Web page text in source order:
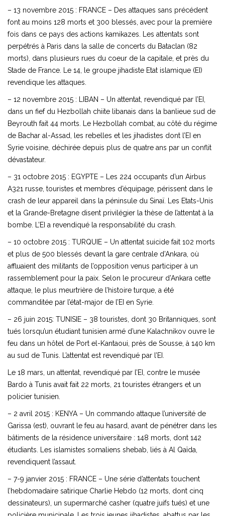
– 13 novembre 2015 : FRANCE – Des attaques sans précédent
font au moins 128 morts et 300 blessés, avec pour la première
fois dans ce pays des actions kamikazes. Les attentats sont
perpétrés à Paris dans la salle de concerts du Bataclan (82
morts), dans plusieurs rues du coeur de la capitale, et près du
Stade de France. Le 14, le groupe jihadiste Etat islamique (EI)
revendique les attaques.
– 12 novembre 2015 : LIBAN – Un attentat, revendiqué par l’EI,
dans un fief du Hezbollah chiite libanais dans la banlieue sud de
Beyrouth fait 44 morts. Le Hezbollah combat, au côté du régime
de Bachar al-Assad, les rebelles et les jihadistes dont l’EI en
Syrie voisine, déchirée depuis plus de quatre ans par un conflit
dévastateur.
– 31 octobre 2015 : EGYPTE – Les 224 occupants d’un Airbus
A321 russe, touristes et membres d’équipage, périssent dans le
crash de leur appareil dans la péninsule du Sinaï. Les Etats-Unis
et la Grande-Bretagne disent privilégier la thèse de l’attentat à la
bombe. L’EI a revendiqué la responsabilité du crash.
– 10 octobre 2015 : TURQUIE – Un attentat suicide fait 102 morts
et plus de 500 blessés devant la gare centrale d’Ankara, où
affluaient des militants de l’opposition venus participer à un
rassemblement pour la paix. Selon le procureur d’Ankara cette
attaque, le plus meurtrière de l’histoire turque, a été
commanditée par l’état-major de l’EI en Syrie.
– 26 juin 2015: TUNISIE – 38 touristes, dont 30 Britanniques, sont
tués lorsqu’un étudiant tunisien armé d’une Kalachnikov ouvre le
feu dans un hôtel de Port el-Kantaoui, près de Sousse, à 140 km
au sud de Tunis. L’attentat est revendiqué par l’EI.
Le 18 mars, un attentat, revendiqué par l’EI, contre le musée
Bardo à Tunis avait fait 22 morts, 21 touristes étrangers et un
policier tunisien.
– 2 avril 2015 : KENYA – Un commando attaque l’université de
Garissa (est), ouvrant le feu au hasard, avant de pénétrer dans les
bâtiments de la résidence universitaire : 148 morts, dont 142
étudiants. Les islamistes somaliens shebab, liés à Al Qaïda,
revendiquent l’assaut.
– 7-9 janvier 2015 : FRANCE – Une série d’attentats touchent
l’hebdomadaire satirique Charlie Hebdo (12 morts, dont cinq
dessinateurs), un supermarché casher (quatre juifs tués) et une